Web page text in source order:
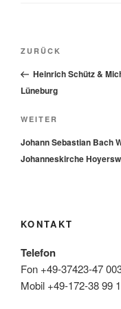
Vorheriger
Beitrag
ZURÜCK
Heinrich Schütz &
Lüneburg
Nächster
Beitrag
WEITER
Johann Sebastian Bach
Johanneskirche
KONTAKT
Telefon
Fon +49-37423-47
Mobil +49-172-38 99